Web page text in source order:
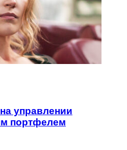
управлении
портфелем